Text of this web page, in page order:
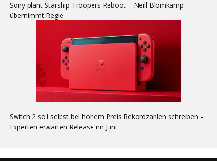
Sony plant Starship Troopers Reboot – Neill Blomkamp
übernimmt Regie
Switch 2 soll selbst bei hohem Preis Rekordzahlen schreiben –
Experten erwarten Release im Juni